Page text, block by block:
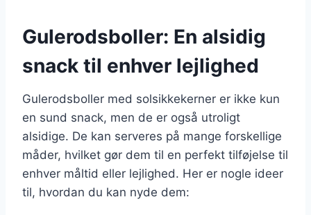
Gulerodsboller: En alsidig
snack til enhver lejlighed
Gulerodsboller med solsikkekerner er ikke kun
en sund snack, men de er også utroligt
alsidige. De kan serveres på mange forskellige
måder, hvilket gør dem til en perfekt tilføjelse til
enhver måltid eller lejlighed. Her er nogle ideer
til, hvordan du kan nyde dem: